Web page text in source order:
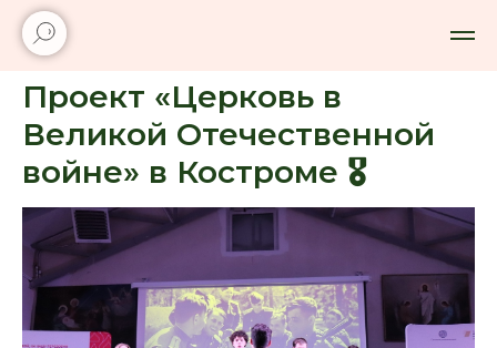
Проект «Церковь в
Великой Отечественной
войне» в Костроме 🎖️